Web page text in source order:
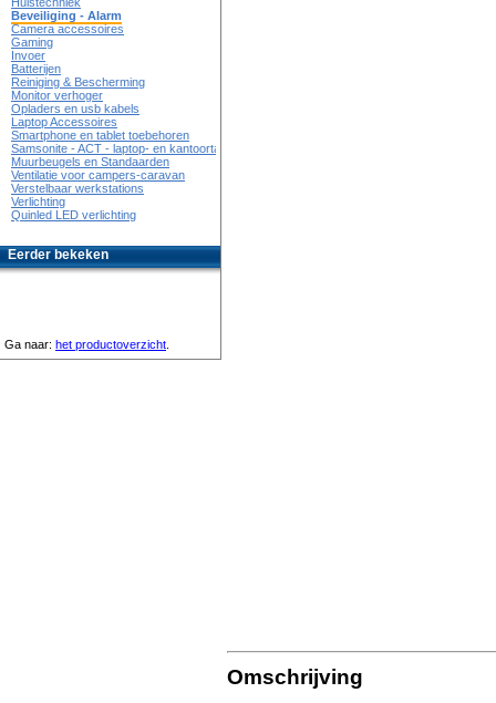
Omschrijving
Beveiliging - Alarm
Camera accessoires
Gaming
Invoer
Batterijen
Reiniging & Bescherming
Monitor verhoger
Opladers en usb kabels
Laptop Accessoires
Smartphone en tablet toebehoren
Samsonite - ACT - laptop- en kantoortassen
Muurbeugels en Standaarden
Ventilatie voor campers-caravan
Verstelbaar werkstations
Verlichting
Quinled LED verlichting
Eerder bekeken
Ga naar: het productoverzicht